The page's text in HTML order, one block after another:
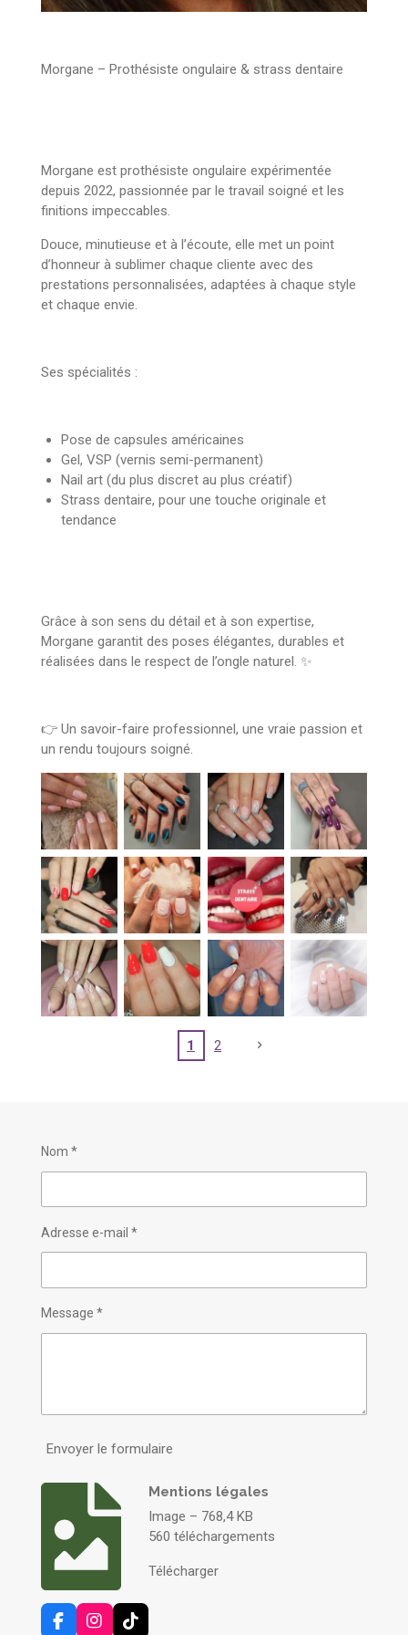
Morgane – Prothésiste ongulaire & strass dentaire
Morgane est prothésiste ongulaire expérimentée
depuis 2022, passionnée par le travail soigné et les
finitions impeccables.
Douce, minutieuse et à l’écoute, elle met un point
d’honneur à sublimer chaque cliente avec des
prestations personnalisées, adaptées à chaque style
et chaque envie.
Ses spécialités :
Pose de capsules américaines
Gel, VSP (vernis semi-permanent)
Nail art (du plus discret au plus créatif)
Strass dentaire, pour une touche originale et
tendance
Grâce à son sens du détail et à son expertise,
Morgane garantit des poses élégantes, durables et
réalisées dans le respect de l’ongle naturel. ✨
👉 Un savoir-faire professionnel, une vraie passion et
un rendu toujours soigné.
1 2
Nom *
Adresse e-mail *
Message *
Envoyer le formulaire
Mentions légales
Image – 768,4 KB
560 téléchargements
Télécharger
F I T